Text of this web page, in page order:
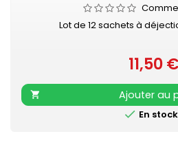
Lot de 12 sachets à
Prix
11,50 €

Ajouter au
 En stock